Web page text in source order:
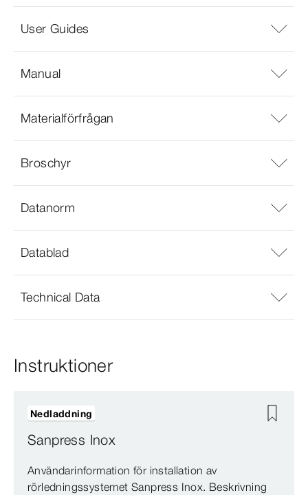
User Guides
Manual
Materialförfrågan
Broschyr
Datanorm
Datablad
Technical Data
Instruktioner
Sanpress Inox
Användarinformation för installation av
rörledningssystemet Sanpress Inox. Beskrivning
Nedladdning